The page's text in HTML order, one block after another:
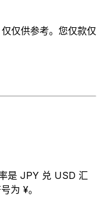
仅供参考。您仅款仅
是 JPY 兑 USD 汇
为 ¥。